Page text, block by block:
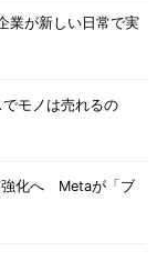
業が新しい日常で実
モノは売れるの
強化へ Metaが「ブ